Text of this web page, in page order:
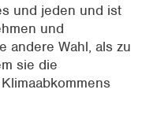
und jeden und ist
und
andere Wahl, als zu
sie die